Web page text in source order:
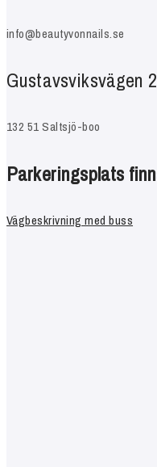
info@beautyvonnails.se
Gustavsviksvägen
132 51 Saltsjö-boo
Parkeringsplats
Vägbeskrivning med buss